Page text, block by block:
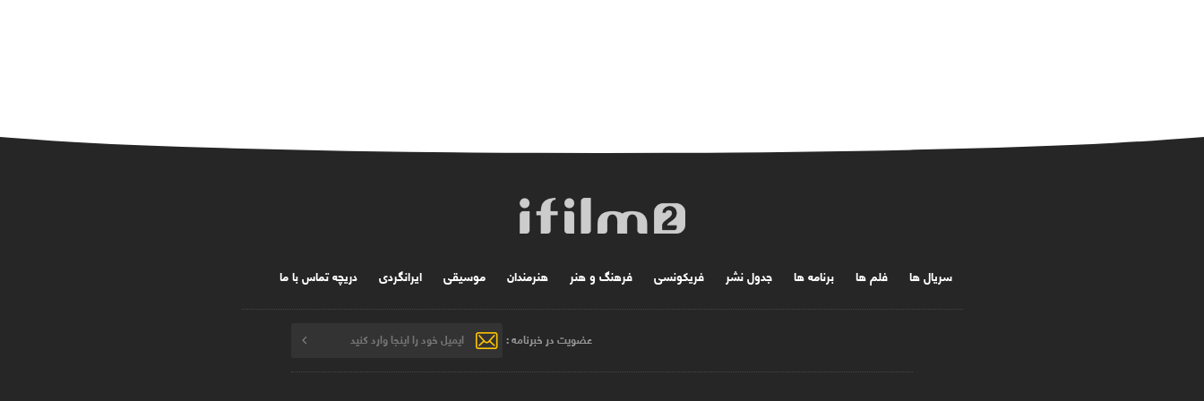
سریال ها فلم ها برنامه ها جدول نشر فریکونسی فرهنگ و هنر هنرمندان موسیقی ایرانگردی دریچه تماس با ما
عضویت در خبرنامه :